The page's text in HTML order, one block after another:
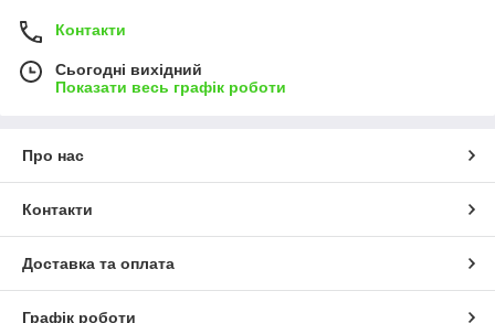
Контакти
Сьогодні вихідний
Показати весь графік роботи
Про нас
Контакти
Доставка та оплата
Графік роботи